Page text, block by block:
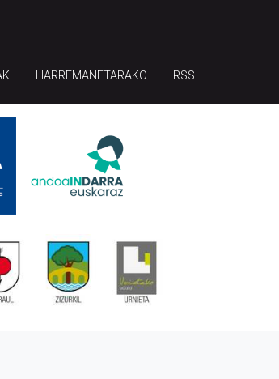
HARREMANETARAKO RSS